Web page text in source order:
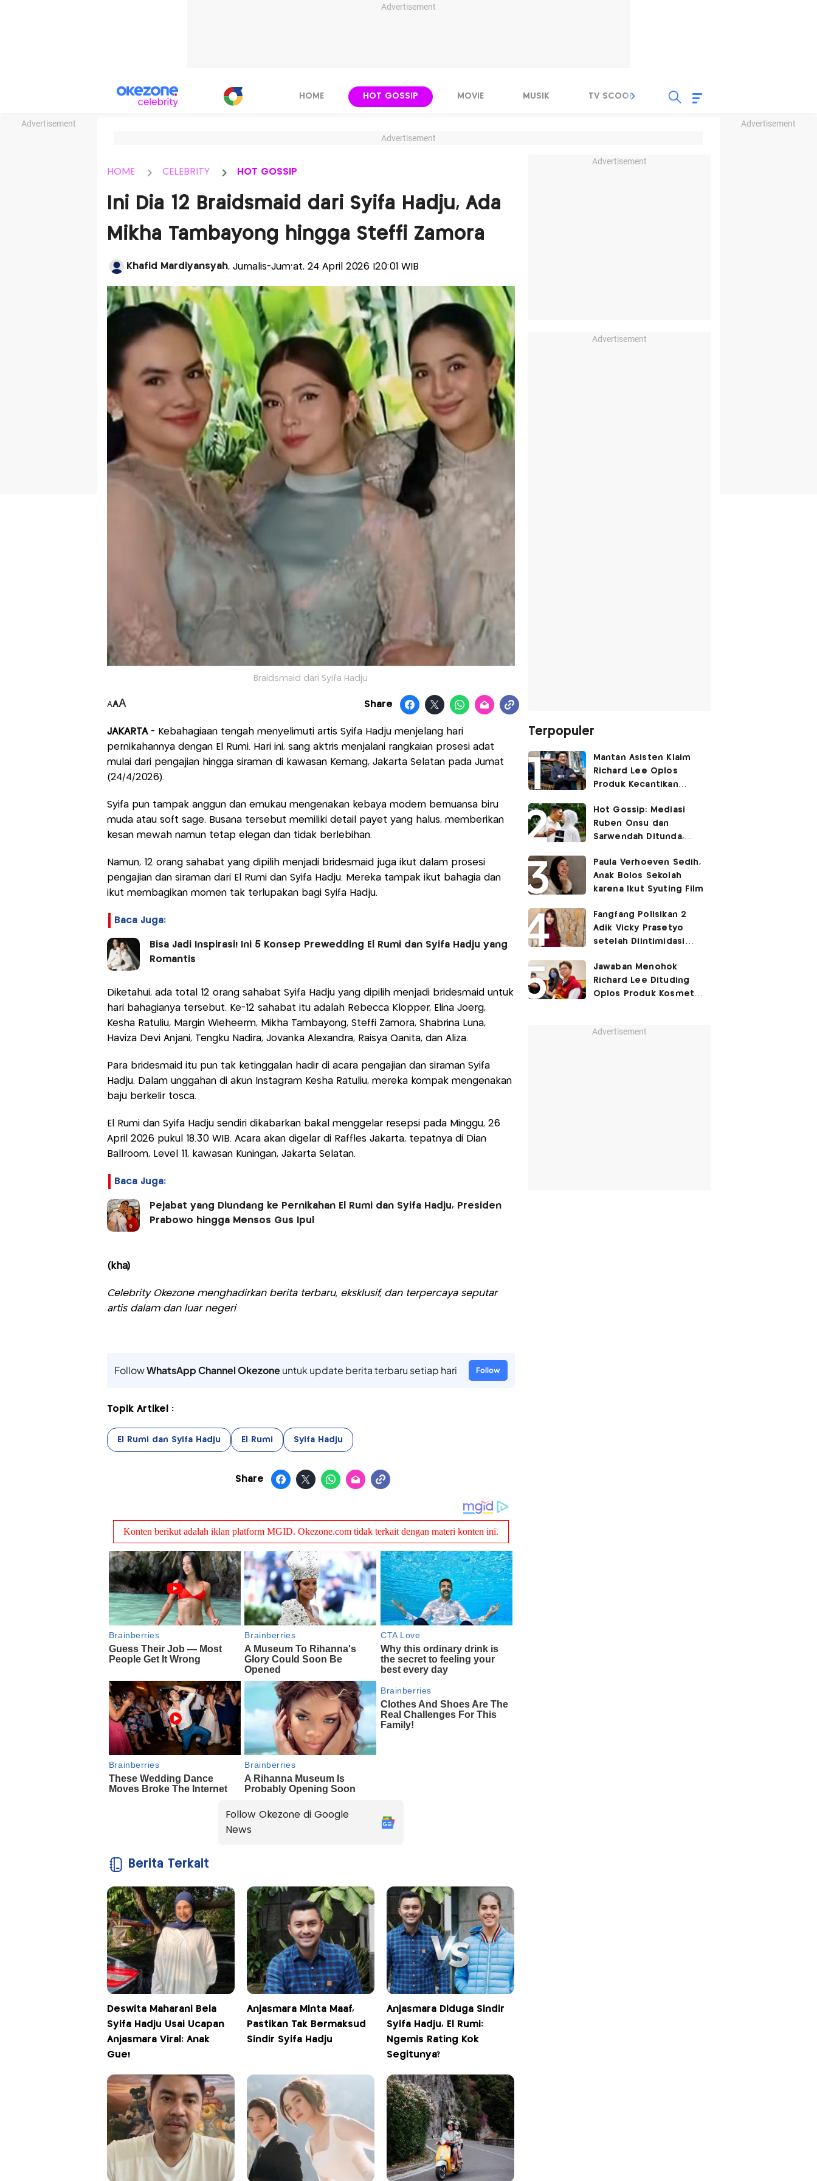
Advertisement
Advertisement Advertisement
HOME HOT GOSSIP MOVIE MUSIK TV SCOOP LIRIK
Advertisement
HOME CELEBRITY HOT GOSSIP
Ini Dia 12 Braidsmaid dari Syifa Hadju, Ada
Mikha Tambayong hingga Steffi Zamora
Khafid Mardiyansyah, Jurnalis-Jum'at, 24 April 2026 |20:01 WIB
Braidsmaid dari Syifa Hadju
AAA Share
JAKARTA- Kebahagiaan tengah menyelimuti artis Syifa Hadju menjelang hari
pernikahannya dengan El Rumi. Hari ini, sang aktris menjalani rangkaian prosesi adat
mulai dari pengajian hingga siraman di kawasan Kemang, Jakarta Selatan pada Jumat
(24/4/2026).
Syifa pun tampak anggun dan emukau mengenakan kebaya modern bernuansa biru
muda atau soft sage. Busana tersebut memiliki detail payet yang halus, memberikan
kesan mewah namun tetap elegan dan tidak berlebihan.
Namun, 12 orang sahabat yang dipilih menjadi bridesmaid juga ikut dalam prosesi
pengajian dan siraman dari El Rumi dan Syifa Hadju. Mereka tampak ikut bahagia dan
ikut membagikan momen tak terlupakan bagi Syifa Hadju.
Baca Juga:
Bisa Jadi Inspirasi! Ini 5 Konsep Prewedding El Rumi dan Syifa Hadju yang
Romantis
Diketahui, ada total 12 orang sahabat Syifa Hadju yang dipilih menjadi bridesmaid untuk
hari bahagianya tersebut. Ke-12 sahabat itu adalah Rebecca Klopper, Elina Joerg,
Kesha Ratuliu, Margin Wieheerm, Mikha Tambayong, Steffi Zamora, Shabrina Luna,
Haviza Devi Anjani, Tengku Nadira, Jovanka Alexandra, Raisya Qanita, dan Aliza.
Para bridesmaid itu pun tak ketinggalan hadir di acara pengajian dan siraman Syifa
Hadju. Dalam unggahan di akun Instagram Kesha Ratuliu, mereka kompak mengenakan
baju berkelir tosca.
El Rumi dan Syifa Hadju sendiri dikabarkan bakal menggelar resepsi pada Minggu, 26
April 2026 pukul 18.30 WIB. Acara akan digelar di Raffles Jakarta, tepatnya di Dian
Ballroom, Level 11, kawasan Kuningan, Jakarta Selatan.
Baca Juga:
Pejabat yang Diundang ke Pernikahan El Rumi dan Syifa Hadju, Presiden
Prabowo hingga Mensos Gus Ipul
(kha)
Celebrity Okezone menghadirkan berita terbaru, eksklusif, dan terpercaya seputar
artis dalam dan luar negeri
FollowWhatsApp Channel Okezoneuntuk update berita terbaru setiap hari Follow
Topik Artikel :
El Rumi dan Syifa Hadju El Rumi Syifa Hadju
Share
Follow Okezone di Google
News
Berita Terkait
Deswita Maharani Bela
Syifa Hadju Usai Ucapan
Anjasmara Viral: Anak
Gue!
Anjasmara Minta Maaf,
Pastikan Tak Bermaksud
Sindir Syifa Hadju
Anjasmara Diduga Sindir
Syifa Hadju, El Rumi:
Ngemis Rating Kok
Segitunya?
Advertisement
Advertisement
Terpopuler
Mantan Asisten Klaim
Richard Lee Oplos
Produk Kecantikan
ke Ani-Ani
Hot Gossip: Mediasi
Ruben Onsu dan
Sarwendah Ditunda,
Ketiga
Paula Verhoeven Sedih,
Anak Bolos Sekolah
karena Ikut Syuting Film
Fangfang Polisikan 2
Adik Vicky Prasetyo
setelah Diintimidasi
Jawaban Menohok
Richard Lee Dituding
Oplos Produk Kosmetik
Advertisement